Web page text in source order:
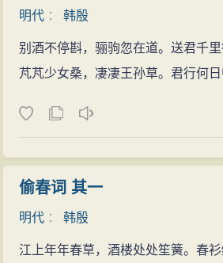
明代 ：韩殷
别酒不停斟，骊驹忽在道。送君千里
芃芃少女桑，凄凄王孙草。君行何日
偷春词 其一
明代 ：韩殷
江上年年春草，酒楼处处笙簧。春